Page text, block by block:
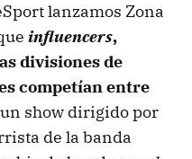
lanzamos Zona
influencers,
divisiones de
competían entre
show dirigido por
de la banda